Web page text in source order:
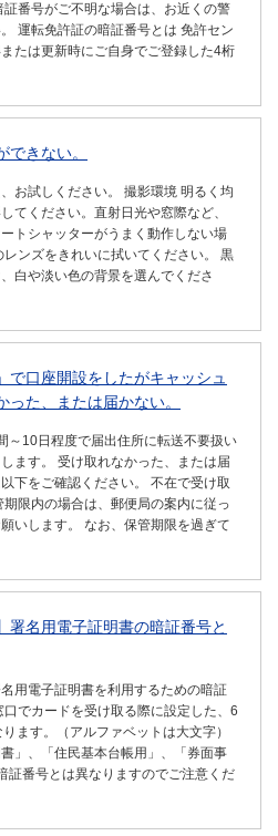
番号がご不明な場合は、お近くの警
運転免許証の暗証番号とは 免許セン
たは更新時にご自身でご登録した4桁
できない。
お試しください。 撮影環境 明るく均
てください。直射日光や窓際など、
トシャッターがうまく動作しない場
ンズをきれいに拭いてください。 黒
白や淡い色の背景を選んでくださ
で口座開設をしたがキャッシュ
った、または届かない。
～10日程度で届出住所に転送不要扱い
ます。 受け取れなかった、または届
下をご確認ください。 不在で受け取
限内の場合は、郵便局の案内に従っ
いします。 なお、保管期限を過ぎて
署名用電子証明書の暗証番号と
用電子証明書を利用するための暗証
でカードを受け取る際に設定した、6
ます。（アルファベットは大文字）
書」、「住民基本台帳用」、「券面事
証番号とは異なりますのでご注意くだ